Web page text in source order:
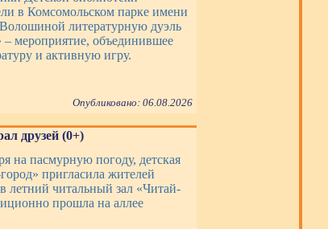
в Комсомольском парке имени
литературную дуэль
мероприятие, объединившее
и активную игру.
Опубликовано: 06.08.2026
друзей (0+)
на пасмурную погоду, детская
пригласила жителей
летний читальный зал «Читай-
прошла на аллее